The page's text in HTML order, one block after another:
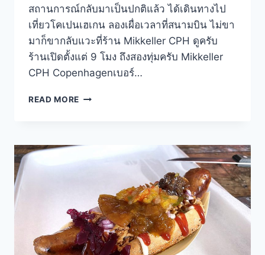
สถานการณ์กลับมาเป็นปกติแล้ว ได้เดินทางไป
เที่ยวโคเปนเฮเกน ลองเผื่อเวลาที่สนามบิน ไม่ขา
มาก็ขากลับแวะที่ร้าน Mikkeller CPH ดูครับ
ร้านเปิดตั้งแต่ 9 โมง ถึงสองทุ่มครับ Mikkeller
CPH Copenhagenเบอร์…
READ MORE MIKKELLER
บาร์
กลาง
โคเปนเฮเกน
เดนมาร์ก